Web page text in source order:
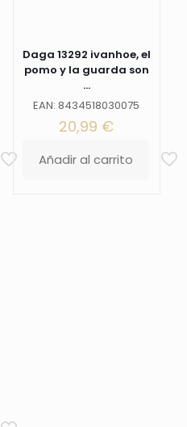
Daga 13292 ivanhoe, el
pomo y la guarda son
...
EAN: 8434518030075
20,99 €
Añadir al carrito